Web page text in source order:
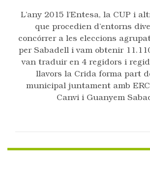
L’any 2015 l’Entesa, la CUP i
que procedien d’entorns
concórrer a les eleccions
per Sabadell i vam obtenir
van traduir en 4 regidors i
llavors la Crida forma part
municipal juntament amb
Canvi i Guanyem